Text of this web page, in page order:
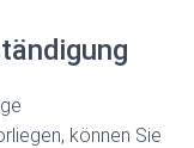
können Sie